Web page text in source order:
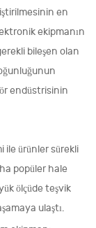
en
ekipmanın
bileşen olan
endüstrisinin
ile ürünler sürekli
popüler hale
ölçüde teşvik
ulaştı.